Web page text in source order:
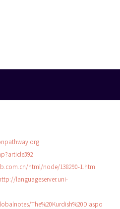
html/node/138290-1.htm
languageserver.uni-
The%20Kurdish%20Diaspo